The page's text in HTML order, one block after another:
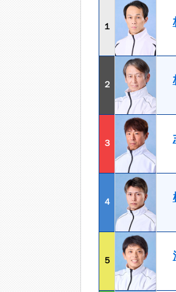
１
２
３
４
５